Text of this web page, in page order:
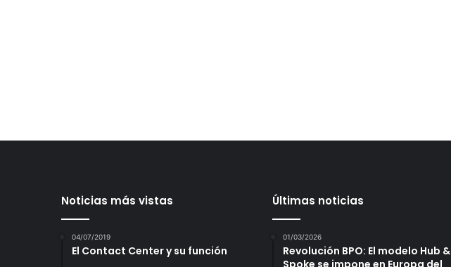
Noticias más vistas
04/07/2019
El Contact Center y su función
Últimas noticias
01/03/2026
Revolución BPO: El modelo Hub &